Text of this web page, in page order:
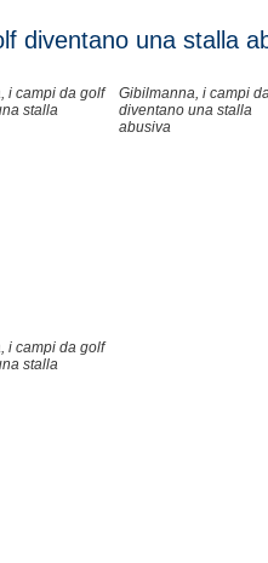
diventano una stalla
i campi da golf
stalla
Gibilmanna, i campi
diventano una stalla
abusiva
i campi da golf
stalla